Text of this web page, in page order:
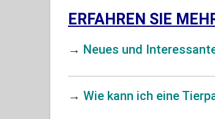
ERFAHREN SIE
→ Neues und
→ Wie kann ich eine